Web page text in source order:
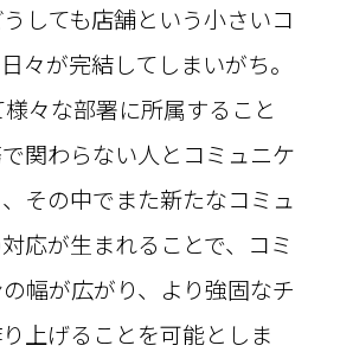
しても店舗という小さいコ
々が完結してしまいがち。
々な部署に所属すること
関わらない人とコミュニケ
その中でまた新たなコミュ
応が生まれることで、コミ
幅が広がり、より強固なチ
上げることを可能としま